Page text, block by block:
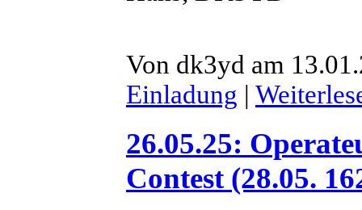
Von dk3yd am
Einladung |
26.05.25:
Contest (28.05.